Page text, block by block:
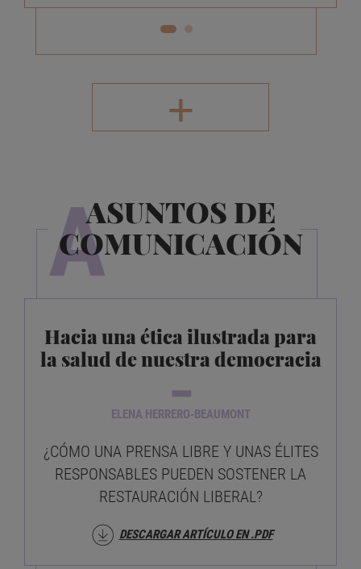
+
AASUNTOS DE
COMUNICACIÓN
Hacia una ética ilustrada para
la salud de nuestra democracia
ELENA HERRERO-BEAUMONT
¿CÓMO UNA PRENSA LIBRE Y UNAS ÉLITES
RESPONSABLES PUEDEN SOSTENER LA
RESTAURACIÓN LIBERAL?
DESCARGAR ARTÍCULO EN .PDF